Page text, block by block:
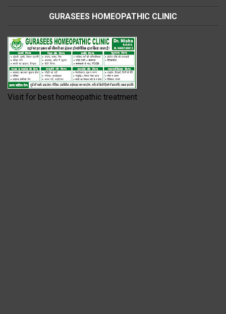
GURASEES HOMEOPATHIC CLINIC
Visit for best homeopathic treatment